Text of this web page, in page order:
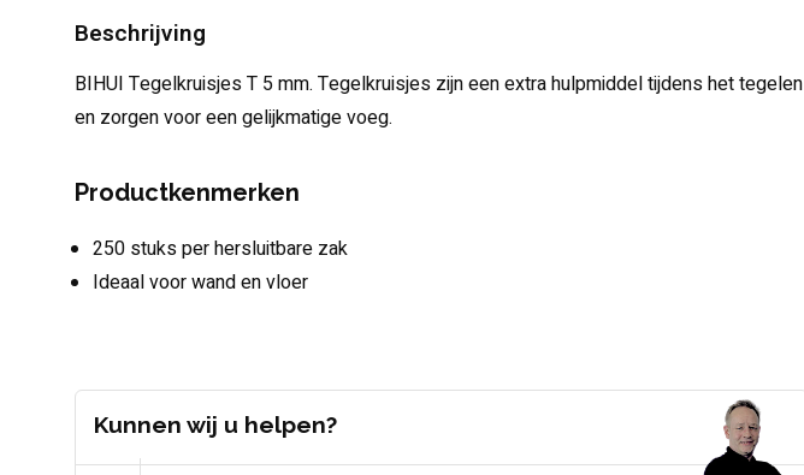
Beschrijving
BIHUI Tegelkruisjes T 5 mm. Tegelkruisjes zijn een extra hulpmiddel tijdens het tegelen
en zorgen voor een gelijkmatige voeg.
Productkenmerken
250 stuks per hersluitbare zak
Ideaal voor wand en vloer
Kunnen wij u helpen?